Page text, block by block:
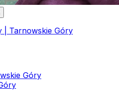
| Tarnowskie Góry
Góry